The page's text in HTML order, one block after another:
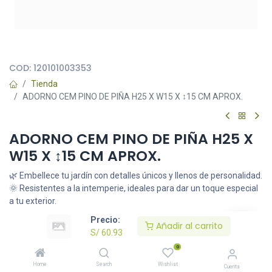
Precio:
S/60.93
Añadir al carrito
Home Search
0
Wishlist Cuenta
COD: 120101003353
Tienda
ADORNO CEM PINO DE PIÑA H25 X W15 X ↕15 CM APROX.
ADORNO CEM PINO DE PIÑA H25 X
W15 X ↕15 CM APROX.
🌿 Embellece tu jardín con detalles únicos y llenos de personalidad.
🌞 Resistentes a la intemperie, ideales para dar un toque especial
a tu exterior.
60.93
Añadir al carrito